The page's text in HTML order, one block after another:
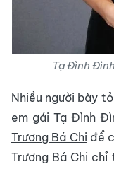
Tạ Đình
Nhiều người bày
em gái Tạ Đình
Trương Bá Chi để
Trương Bá Chi